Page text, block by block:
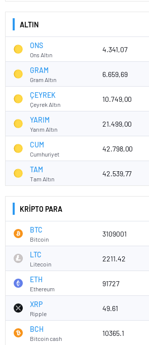
ALTIN
ONS
Ons Altın
4.341,07
GRAM
Gram Altın
6.659,69
ÇEYREK
Çeyrek Altın
10.749,00
YARIM
Yarım Altın
21.499,00
CUM
Cumhuriyet
42.798,00
TAM
Tam Altın
42.539,77
KRİPTO PARA
BTC
Bitcoin
3109001
LTC
Litecoin
2211.42
ETH
Ethereum
91727
XRP
Ripple
49.61
BCH
Bitcoin cash
10365.1